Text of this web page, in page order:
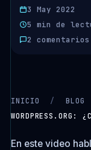
3 May 2022
5 min de
2 comentarios
CARGANDO VIDEO…
INICIO / BLOG
WORDPRESS.ORG:
En este video